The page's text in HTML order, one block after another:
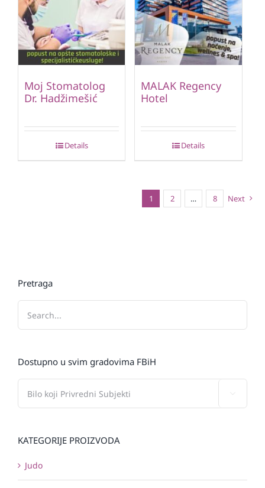
Moj Stomatolog
Dr. Hadžimešić
Details
MALAK Regency
Hotel
Details
1 2 … 8 Next
Pretraga
Dostupno u svim gradovima FBiH
KATEGORIJE PROIZVODA
Judo